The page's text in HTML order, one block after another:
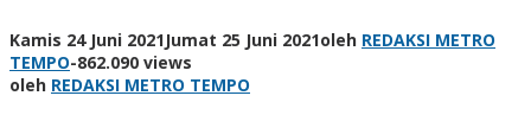
Kamis 24 Juni 2021Jumat 25 Juni 2021oleh REDAKSI METRO
TEMPO-862.090 views
oleh REDAKSI METRO TEMPO